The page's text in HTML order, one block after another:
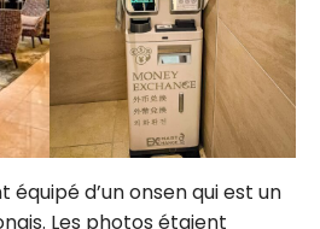
équipé d’un onsen qui est un
Les photos étaient